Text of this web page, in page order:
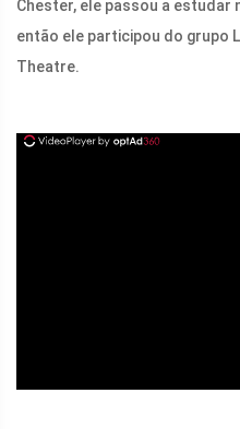
Chester, ele passou a estudar
então ele participou do grupo
Theatre.